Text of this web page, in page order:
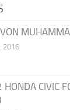
2016
HONDA CIVIC